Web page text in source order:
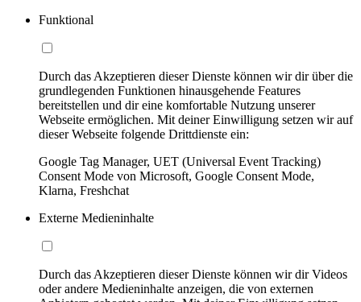
Funktional
Durch das Akzeptieren dieser Dienste können wir dir über die
grundlegenden Funktionen hinausgehende Features
bereitstellen und dir eine komfortable Nutzung unserer
Webseite ermöglichen. Mit deiner Einwilligung setzen wir auf
dieser Webseite folgende Drittdienste ein:
Google Tag Manager, UET (Universal Event Tracking)
Consent Mode von Microsoft, Google Consent Mode,
Klarna, Freshchat
Externe Medieninhalte
Durch das Akzeptieren dieser Dienste können wir dir Videos
oder andere Medieninhalte anzeigen, die von externen